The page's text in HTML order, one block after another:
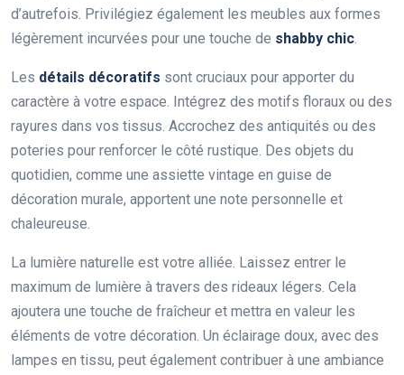
d’autrefois. Privilégiez également les meubles aux formes
légèrement incurvées pour une touche de shabby chic.
Les détails décoratifs sont cruciaux pour apporter du
caractère à votre espace. Intégrez des motifs floraux ou des
rayures dans vos tissus. Accrochez des antiquités ou des
poteries pour renforcer le côté rustique. Des objets du
quotidien, comme une assiette vintage en guise de
décoration murale, apportent une note personnelle et
chaleureuse.
La lumière naturelle est votre alliée. Laissez entrer le
maximum de lumière à travers des rideaux légers. Cela
ajoutera une touche de fraîcheur et mettra en valeur les
éléments de votre décoration. Un éclairage doux, avec des
lampes en tissu, peut également contribuer à une ambiance